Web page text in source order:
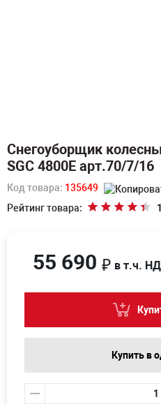
Снегоуборщик
SGC 4800E арт.70/7/16
Код товара: 135649
Рейтинг товара:
55 690 ₽ в т.ч.
Купить в